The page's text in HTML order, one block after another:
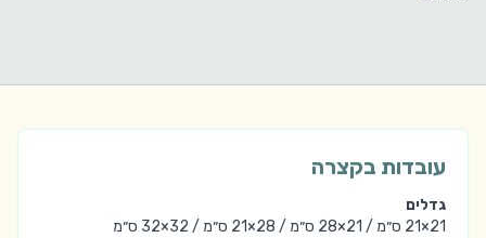
עובדות בקצרה
גדלים
21×21 ס״מ / 21×28 ס״מ / 28×21 ס״מ / 32×32 ס״מ